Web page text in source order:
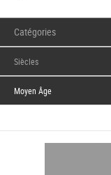
Catégories
Siècles
Moyen Âge